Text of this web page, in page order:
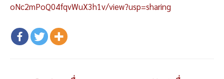
oNc2mPoQ04fqvWuX3h1v/view?usp=sharing